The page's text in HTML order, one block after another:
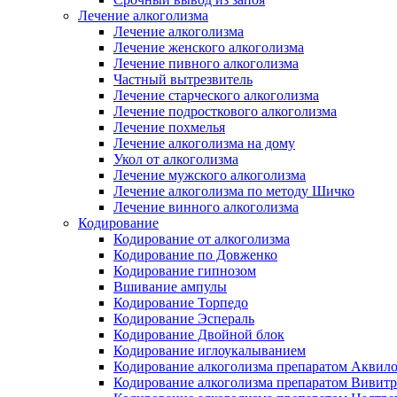
Лечение алкоголизма
Лечение алкоголизма
Лечение женского алкоголизма
Лечение пивного алкоголизма
Частный вытрезвитель
Лечение старческого алкоголизма
Лечение подросткового алкоголизма
Лечение похмелья
Лечение алкоголизма на дому
Укол от алкоголизма
Лечение мужского алкоголизма
Лечение алкоголизма по методу Шичко
Лечение винного алкоголизма
Кодирование
Кодирование от алкоголизма
Кодирование по Довженко
Кодирование гипнозом
Вшивание ампулы
Кодирование Торпедо
Кодирование Эспераль
Кодирование Двойной блок
Кодирование иглоукалыванием
Кодирование алкоголизма препаратом
Кодирование алкоголизма препаратом